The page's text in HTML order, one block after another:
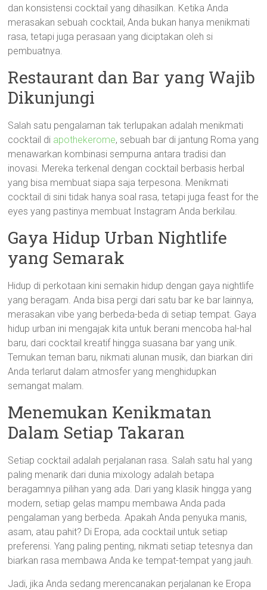
dan konsistensi cocktail yang dihasilkan. Ketika Anda
merasakan sebuah cocktail, Anda bukan hanya menikmati
rasa, tetapi juga perasaan yang diciptakan oleh si
pembuatnya.
Restaurant dan Bar yang Wajib
Dikunjungi
Salah satu pengalaman tak terlupakan adalah menikmati
cocktail di apothekerome, sebuah bar di jantung Roma yang
menawarkan kombinasi sempurna antara tradisi dan
inovasi. Mereka terkenal dengan cocktail berbasis herbal
yang bisa membuat siapa saja terpesona. Menikmati
cocktail di sini tidak hanya soal rasa, tetapi juga feast for the
eyes yang pastinya membuat Instagram Anda berkilau.
Gaya Hidup Urban Nightlife
yang Semarak
Hidup di perkotaan kini semakin hidup dengan gaya nightlife
yang beragam. Anda bisa pergi dari satu bar ke bar lainnya,
merasakan vibe yang berbeda-beda di setiap tempat. Gaya
hidup urban ini mengajak kita untuk berani mencoba hal-hal
baru, dari cocktail kreatif hingga suasana bar yang unik.
Temukan teman baru, nikmati alunan musik, dan biarkan diri
Anda terlarut dalam atmosfer yang menghidupkan
semangat malam.
Menemukan Kenikmatan
Dalam Setiap Takaran
Setiap cocktail adalah perjalanan rasa. Salah satu hal yang
paling menarik dari dunia mixology adalah betapa
beragamnya pilihan yang ada. Dari yang klasik hingga yang
modern, setiap gelas mampu membawa Anda pada
pengalaman yang berbeda. Apakah Anda penyuka manis,
asam, atau pahit? Di Eropa, ada cocktail untuk setiap
preferensi. Yang paling penting, nikmati setiap tetesnya dan
biarkan rasa membawa Anda ke tempat-tempat yang jauh.
Jadi, jika Anda sedang merencanakan perjalanan ke Eropa